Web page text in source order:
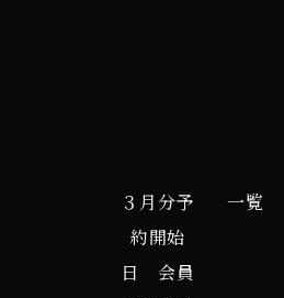
３月分予
約開始
日 会員
一覧